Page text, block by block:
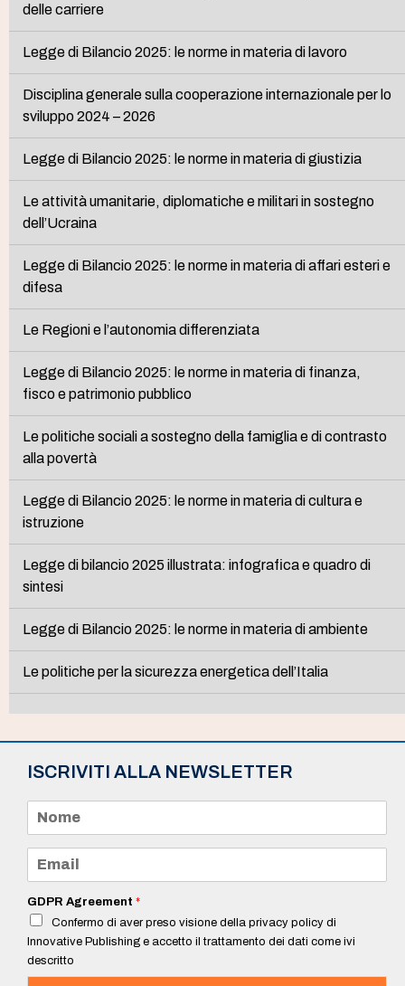
delle carriere
Legge di Bilancio 2025: le norme in materia di lavoro
Disciplina generale sulla cooperazione internazionale per lo
sviluppo 2024 – 2026
Legge di Bilancio 2025: le norme in materia di giustizia
Le attività umanitarie, diplomatiche e militari in sostegno
dell’Ucraina
Legge di Bilancio 2025: le norme in materia di affari esteri e
difesa
Le Regioni e l’autonomia differenziata
Legge di Bilancio 2025: le norme in materia di finanza,
fisco e patrimonio pubblico
Le politiche sociali a sostegno della famiglia e di contrasto
alla povertà
Legge di Bilancio 2025: le norme in materia di cultura e
istruzione
Legge di bilancio 2025 illustrata: infografica e quadro di
sintesi
Legge di Bilancio 2025: le norme in materia di ambiente
Le politiche per la sicurezza energetica dell’Italia
ISCRIVITI ALLA NEWSLETTER
m
e
a
i
*
GDPR Agreement *
Confermo di aver preso visione della privacy policy di
Innovative Publishing e accetto il trattamento dei dati come ivi
descritto